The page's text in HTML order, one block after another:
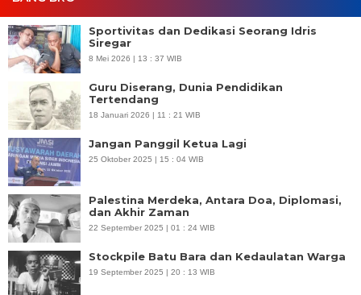
Sportivitas dan Dedikasi Seorang Idris
Siregar
8 Mei 2026 | 13 : 37 WIB
Guru Diserang, Dunia Pendidikan
Tertendang
18 Januari 2026 | 11 : 21 WIB
Jangan Panggil Ketua Lagi
25 Oktober 2025 | 15 : 04 WIB
Palestina Merdeka, Antara Doa, Diplomasi,
dan Akhir Zaman
22 September 2025 | 01 : 24 WIB
Stockpile Batu Bara dan Kedaulatan Warga
19 September 2025 | 20 : 13 WIB